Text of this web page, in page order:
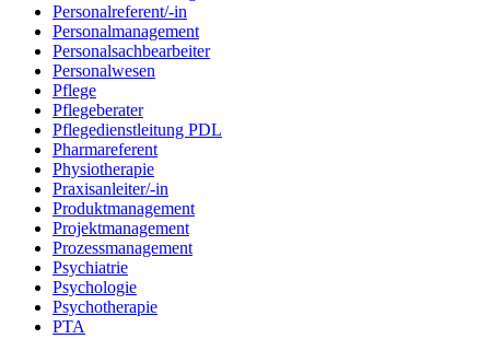
Personalreferent/-in
Personalmanagement
Personalsachbearbeiter
Personalwesen
Pflege
Pflegeberater
Pflegedienstleitung PDL
Pharmareferent
Physiotherapie
Praxisanleiter/-in
Produktmanagement
Projektmanagement
Prozessmanagement
Psychiatrie
Psychologie
Psychotherapie
PTA